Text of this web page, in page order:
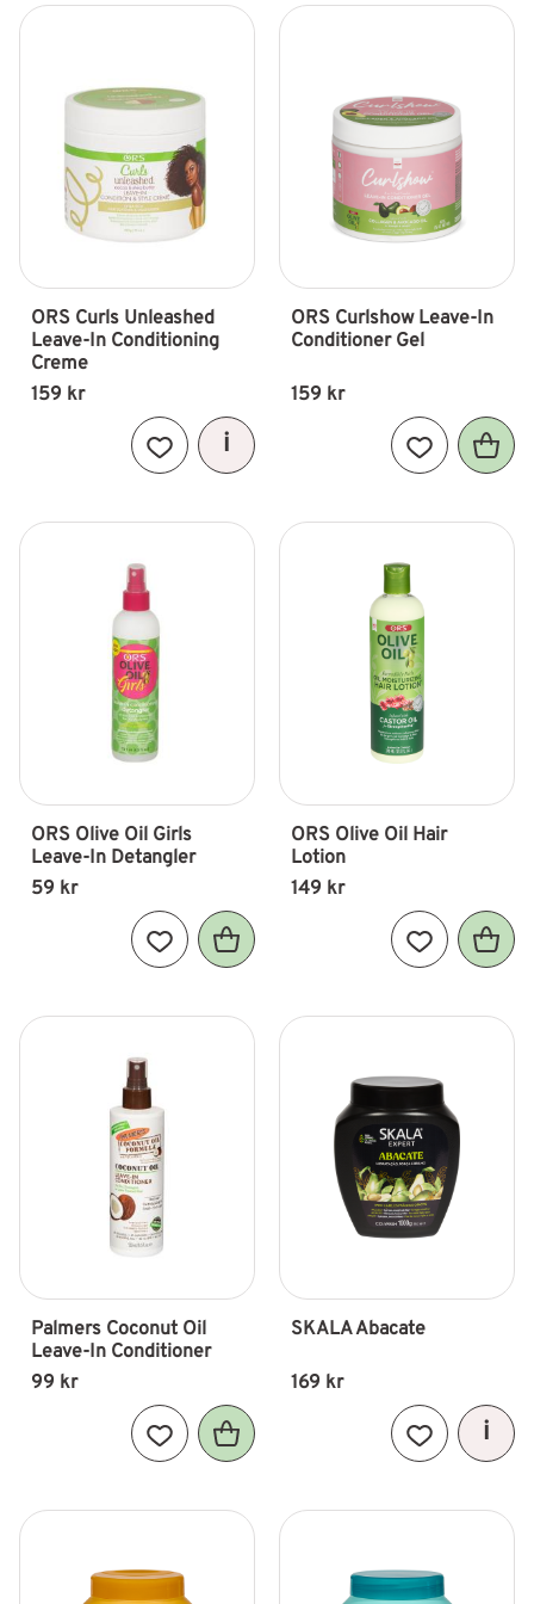
ORS Curls Unleashed
Leave-In Conditioning
Creme
159 kr
Lägg till i favoriter
ORS Curlshow Leave-In
Conditioner Gel
159 kr
Lägg till i
ORS Olive Oil Girls
Leave-In Detangler
59 kr
Lägg till i favoriter
ORS Olive Oil Hair
Lotion
149 kr
Lägg till i
Palmers Coconut Oil
Leave-In Conditioner
99 kr
Lägg till i favoriter
SKALA Abacate
169 kr
Lägg till i